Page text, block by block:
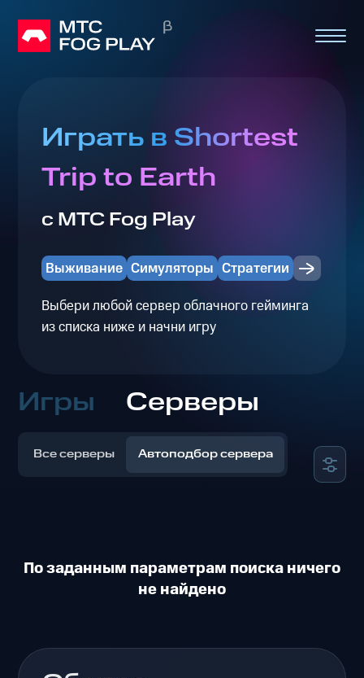
Играть в Shortest
Trip to Earth
с МТС Fog Play
Выживание Симуляторы Стратегии
Выбери любой сервер облачного гейминга
из списка ниже и начни игру
Игры Серверы
Все серверы Автоподбор сервера
По заданным параметрам поиска ничего
не найдено